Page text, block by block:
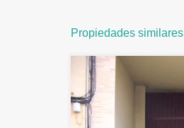
Propiedades similares